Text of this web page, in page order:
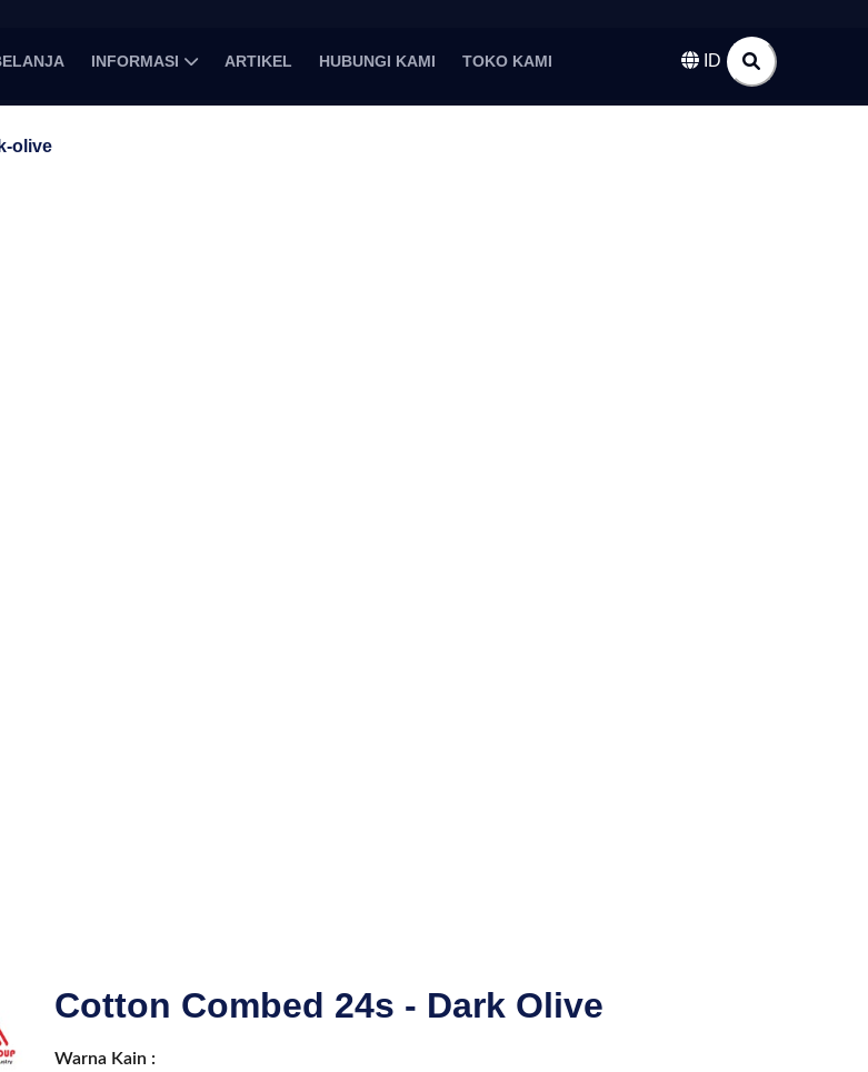
INFORMASI ARTIKEL HUBUNGI KAMI TOKO KAMI ID
olive
Cotton Combed 24s - Dark Olive
Warna Kain :